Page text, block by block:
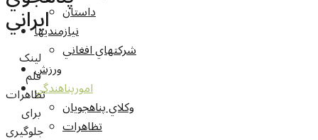
داستان
نيازمنديها
شرکتهاي افغاني
ورزش
امورپناهندگي
وکلاي پناهجويان
تظاهرات
ايراني
لینک
فلم
تظاهرات
برای
جلوگیری